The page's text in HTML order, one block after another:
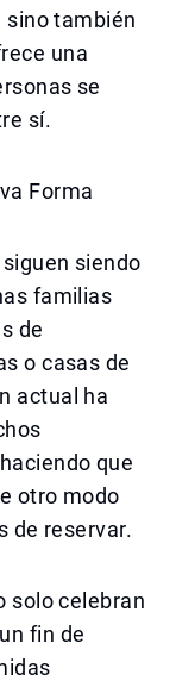
sino también
una
se
sí.
Forma
siendo
familias
de
o casas de
actual ha
que
otro modo
de reservar.
solo celebran
fin de